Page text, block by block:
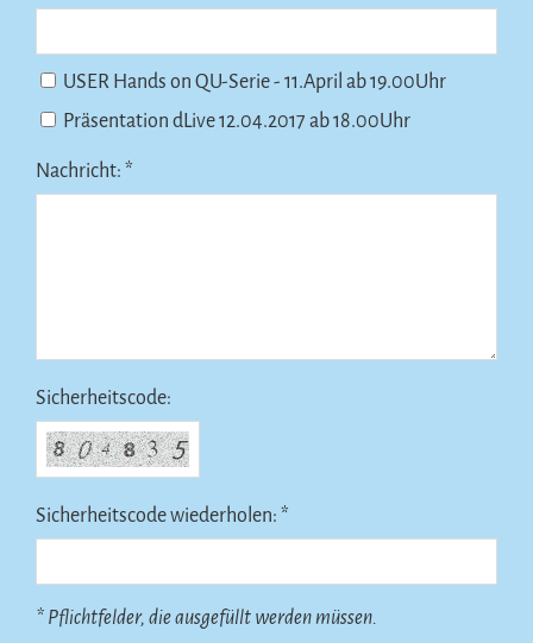
USER Hands on QU-Serie - 11.April ab 19.00Uhr
Präsentation dLive 12.04.2017 ab 18.00Uhr
Nachricht: *
Sicherheitscode:
Sicherheitscode wiederholen: *
* Pflichtfelder, die ausgefüllt werden müssen.